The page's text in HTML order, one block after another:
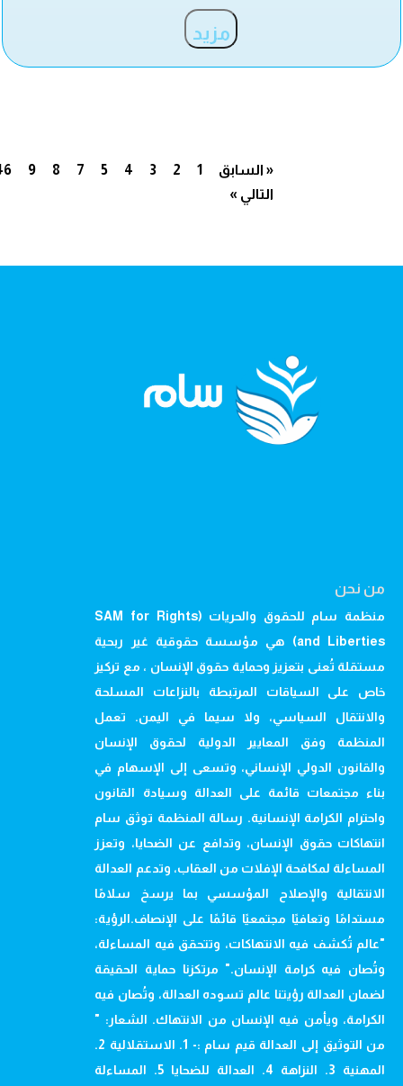
مزيد
« السابق 1
2
3
4
5
7
8
9
التالي »
من نحن
منظمة سام للحقوق والحريات (SAM for Rights
and Liberties) هي مؤسسة حقوقية غير ربحية
مستقلة تُعنى بتعزيز وحماية حقوق الإنسان ، مع تركيز
خاص على السياقات المرتبطة بالنزاعات المسلحة
والانتقال السياسي، ولا سيما في اليمن. تعمل
المنظمة وفق المعايير الدولية لحقوق الإنسان
والقانون الدولي الإنساني، وتسعى إلى الإسهام في
بناء مجتمعات قائمة على العدالة وسيادة القانون
واحترام الكرامة الإنسانية. رسالة المنظمة توثق سام
انتهاكات حقوق الإنسان، وتدافع عن الضحايا، وتعزز
المساءلة لمكافحة الإفلات من العقاب، وتدعم العدالة
الانتقالية والإصلاح المؤسسي بما يرسخ سلامًا
مستدامًا وتعافيًا مجتمعيًا قائمًا على الإنصاف.الرؤية:
"عالم تُكشف فيه الانتهاكات، وتتحقق فيه المساءلة،
وتُصان فيه كرامة الإنسان." مرتكزنا حماية الحقيقة
لضمان العدالة رؤيتنا عالم تسوده العدالة، وتُصان فيه
الكرامة، ويأمن فيه الإنسان من الانتهاك. الشعار: "
من التوثيق إلى العدالة قيم سام :- 1. الاستقلالية 2.
المهنية 3. النزاهة 4. العدالة للضحايا 5. المساءلة